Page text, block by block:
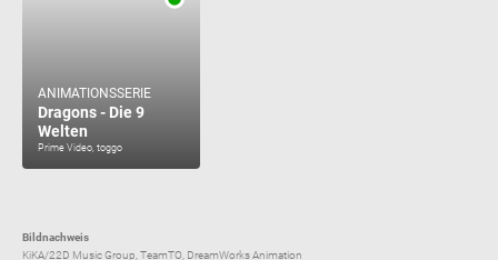
ANIMATIONSSERIE
Dragons - Die 9
Welten
Prime Video, toggo
Bildnachweis
KiKA/22D Music Group, TeamTO, DreamWorks Animation